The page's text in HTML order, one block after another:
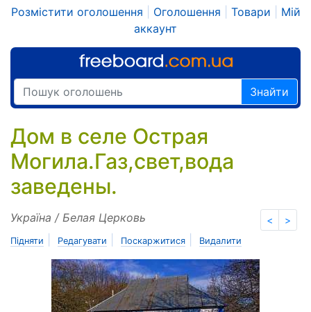
Розмістити оголошення Оголошення Товари
Мій
аккаунт
Знайти
Дом в селе Острая
Могила.Газ,свет,вода
заведены.
< >
Україна / Белая Церковь
Підняти Редагувати Поскаржитися Видалити